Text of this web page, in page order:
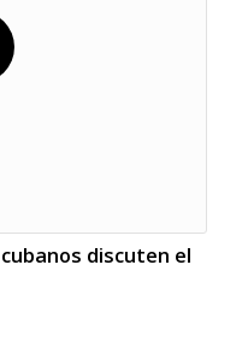
discuten el